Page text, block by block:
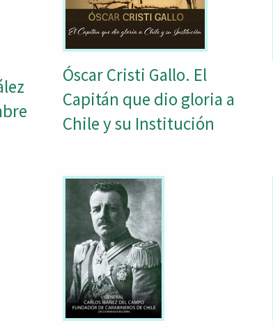
Óscar Cristi Gallo. El
Capitán que dio gloria a
Chile y su Institución